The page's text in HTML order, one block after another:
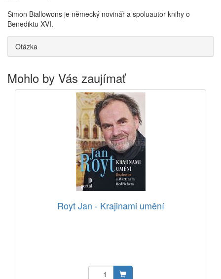
Simon Biallowons je německý novinář a spoluautor knihy o
Benediktu XVI.
Otázka
Mohlo by Vás zaujímať
Royt Jan - Krajinami umění